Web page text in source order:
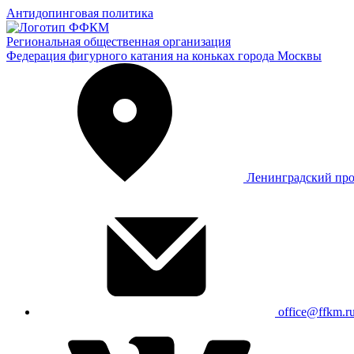
Антидопинговая политика
Региональная общественная организация
Федерация фигурного катания на коньках города Москвы
Ленинградский
office@ffkm.ru